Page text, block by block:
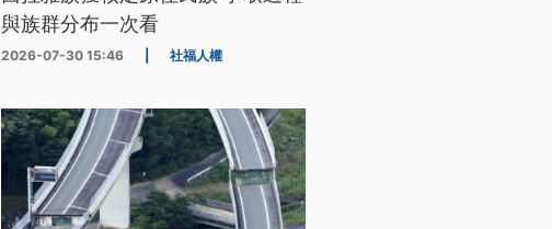
與族群分布一次看
2026-07-30 15:46 社福人權